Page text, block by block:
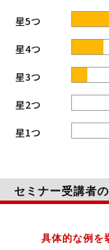
星5つ
星4つ
星3つ
星2つ
星1つ
セミナー受講者
具体的な例を